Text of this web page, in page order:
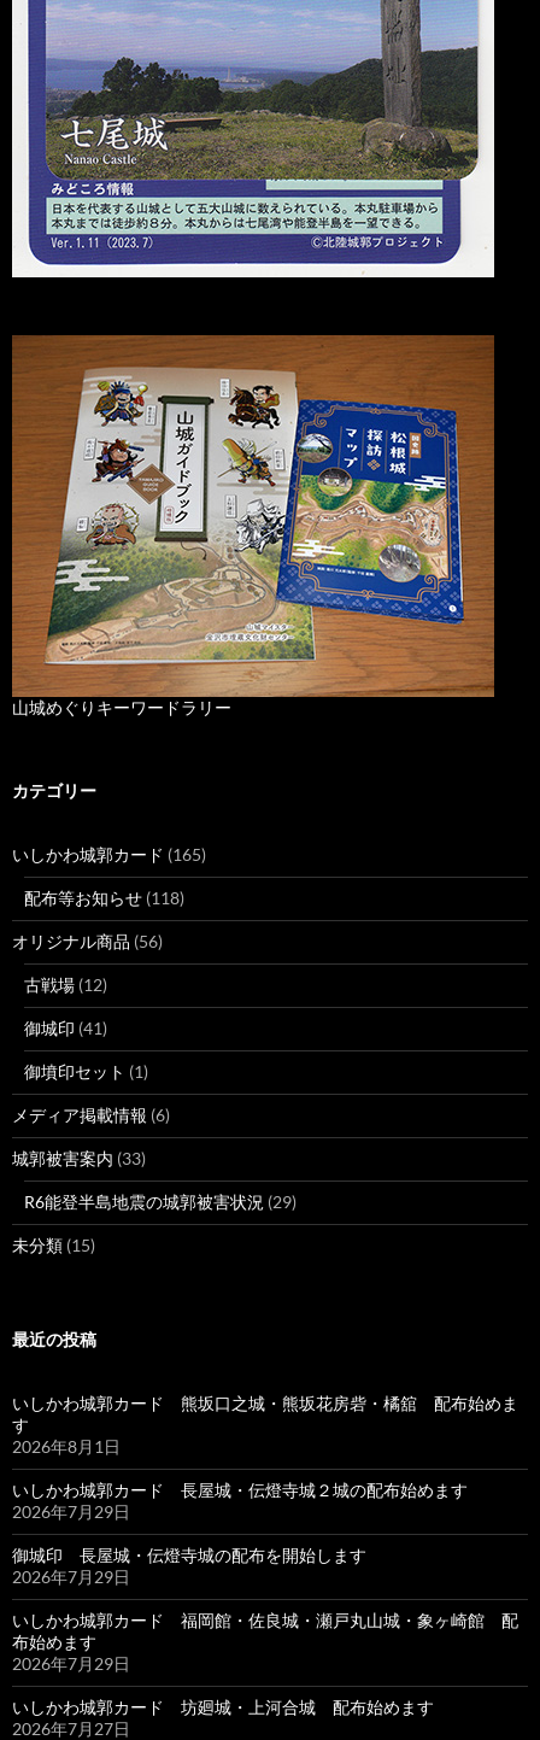
山城めぐりキーワードラリー
カテゴリー
いしかわ城郭カード (165)
配布等お知らせ (118)
オリジナル商品 (56)
古戦場 (12)
御城印 (41)
御墳印セット (1)
メディア掲載情報 (6)
城郭被害案内 (33)
R6能登半島地震の城郭被害状況 (29)
未分類 (15)
最近の投稿
いしかわ城郭カード 熊坂口之城・熊坂花房砦・橘舘 配布始めま
す
2026年8月1日
いしかわ城郭カード 長屋城・伝燈寺城２城の配布始めます
2026年7月29日
御城印 長屋城・伝燈寺城の配布を開始します
2026年7月29日
いしかわ城郭カード 福岡館・佐良城・瀬戸丸山城・象ヶ崎館 配
布始めます
2026年7月29日
いしかわ城郭カード 坊廻城・上河合城 配布始めます
2026年7月27日